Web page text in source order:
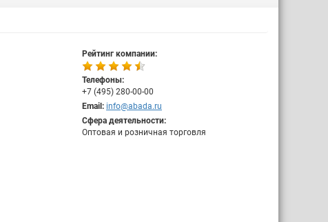
Рейтинг компании:
Телефоны:
+7 (495) 280-00-00
Email: info@abada.ru
Сфера деятельности:
Оптовая и розничная торговля